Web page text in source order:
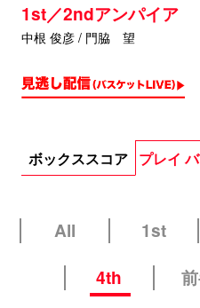
1st／2ndアンパイア
中根 俊彦 / 門脇 望
ボックススコア プレイ
All 1st
4th